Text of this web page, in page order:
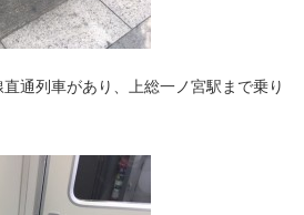
通列車があり、上総一ノ宮駅まで乗り